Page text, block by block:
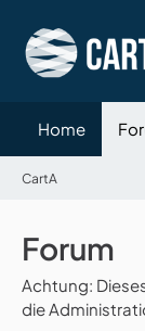
Home
CartA
Forum
Achtung:
die